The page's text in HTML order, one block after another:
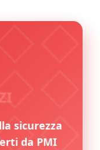
sicurezza
da PMI